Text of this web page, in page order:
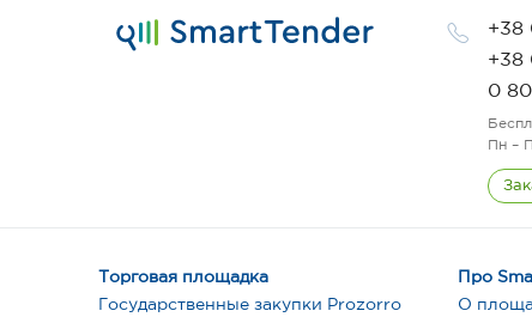
+38
+38
0
Пн –
Торговая площадка
Государственные закупки Prozorro
Про
О